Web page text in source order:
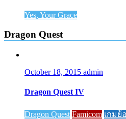
Yes, Your Grace
Dragon Quest
October 18, 2015 admin
Dragon Quest IV
Dragon Quest Famicom เกมย้